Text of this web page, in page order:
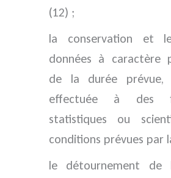
(12) ;
la conservation et
données à caractère
de la durée
effectuée à des
statistiques ou
conditions prévues par
le détournement de